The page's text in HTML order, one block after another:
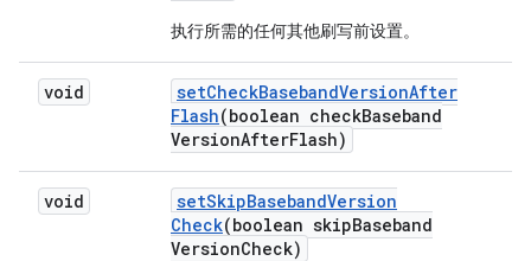
执行所需的任何其他刷写前设置。
void setCheckBasebandVersionAfter
Flash(boolean checkBaseband
VersionAfterFlash)
void setSkipBasebandVersion
Check(boolean skipBaseband
VersionCheck)